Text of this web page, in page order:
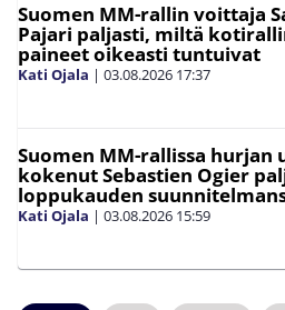
Suomen MM-rallin voittaja
Pajari paljasti, miltä
paineet oikeasti tuntuivat
Kati Ojala | 03.08.2026 17:37
Suomen MM-rallissa hurjan
kokenut Sebastien Ogier
loppukauden
Kati Ojala | 03.08.2026 15:59